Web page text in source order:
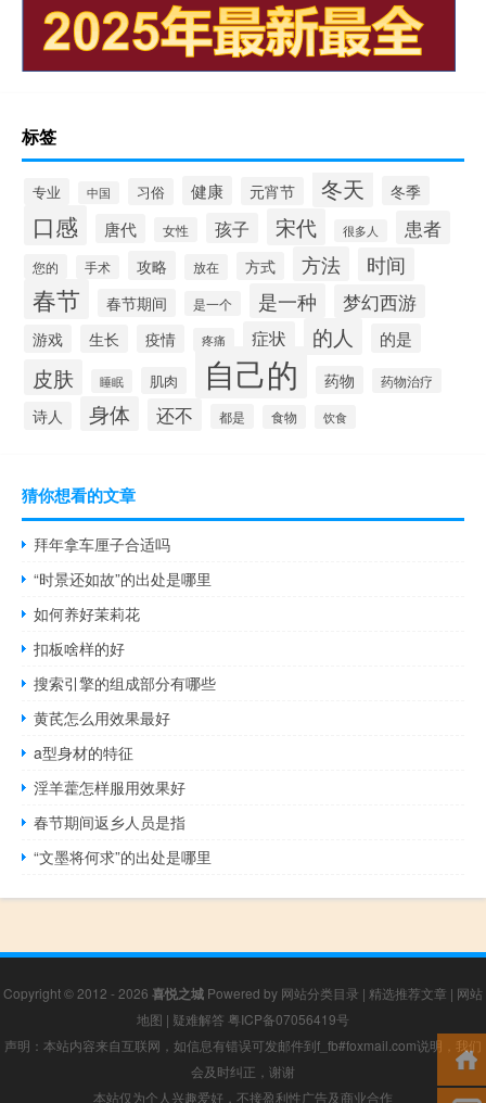
标签
专业 中国 习俗 健康 元宵节 冬天 冬季
口感 唐代 女性 孩子 宋代 很多人 患者
您的 手术 攻略 放在 方式 方法 时间
春节 春节期间 是一个 是一种 梦幻西游
游戏 生长 疫情 疼痛 症状 的人 的是
皮肤 睡眠 肌肉 自己的 药物 药物治疗
诗人 身体 还不 都是 食物 饮食
猜你想看的文章
拜年拿车厘子合适吗
“时景还如故”的出处是哪里
如何养好茉莉花
扣板啥样的好
搜索引擎的组成部分有哪些
黄芪怎么用效果最好
a型身材的特征
淫羊藿怎样服用效果好
春节期间返乡人员是指
“文墨将何求”的出处是哪里
Copyright © 2012 - 2026 喜悦之城 Powered by 网站分类目录 | 精选推荐文章 | 网站
地图 | 疑难解答 粤ICP备07056419号
声明：本站内容来自互联网，如信息有错误可发邮件到f_fb#foxmail.com说明，我们
会及时纠正，谢谢
本站仅为个人兴趣爱好，不接盈利性广告及商业合作